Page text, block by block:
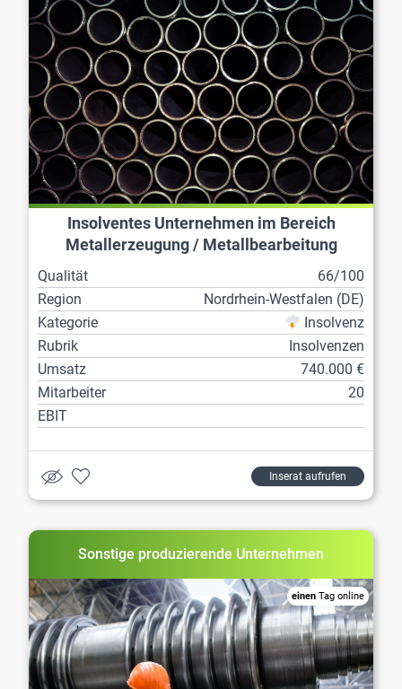
Insolventes Unternehmen im Bereich
Metallerzeugung / Metallbearbeitung
Qualität
66/100
Region
Nordrhein-Westfalen (DE)
Kategorie
Insolvenz
Rubrik
Insolvenzen
Umsatz
740.000 €
Mitarbeiter
20
EBIT
Inserat aufrufen
Sonstige produzierende Unternehmen
einen Tag online